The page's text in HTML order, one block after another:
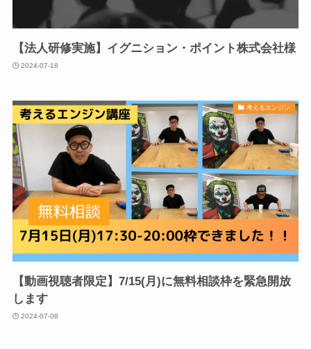
【法人研修実施】イグニション・ポイント株式会社様
2024-07-18
考えるエンジン
【動画視聴者限定】7/15(月)に無料相談枠を緊急開放
します
2024-07-08